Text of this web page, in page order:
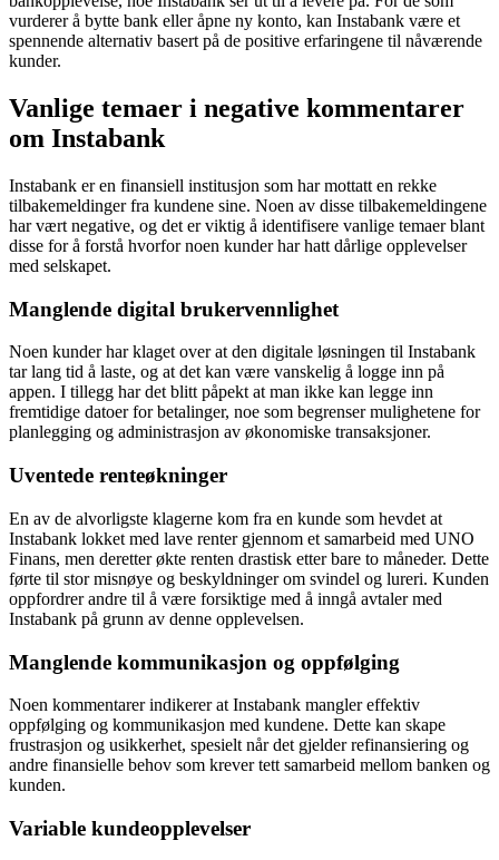
vurderer å bytte bank eller åpne ny konto, kan Instabank være et
spennende alternativ basert på de positive erfaringene til nåværende
kunder.
Vanlige temaer i negative kommentarer
om Instabank
Instabank er en finansiell institusjon som har mottatt en rekke
tilbakemeldinger fra kundene sine. Noen av disse tilbakemeldingene
har vært negative, og det er viktig å identifisere vanlige temaer blant
disse for å forstå hvorfor noen kunder har hatt dårlige opplevelser
med selskapet.
Manglende digital brukervennlighet
Noen kunder har klaget over at den digitale løsningen til Instabank
tar lang tid å laste, og at det kan være vanskelig å logge inn på
appen. I tillegg har det blitt påpekt at man ikke kan legge inn
fremtidige datoer for betalinger, noe som begrenser mulighetene for
planlegging og administrasjon av økonomiske transaksjoner.
Uventede renteøkninger
En av de alvorligste klagerne kom fra en kunde som hevdet at
Instabank lokket med lave renter gjennom et samarbeid med UNO
Finans, men deretter økte renten drastisk etter bare to måneder. Dette
førte til stor misnøye og beskyldninger om svindel og lureri. Kunden
oppfordrer andre til å være forsiktige med å inngå avtaler med
Instabank på grunn av denne opplevelsen.
Manglende kommunikasjon og oppfølging
Noen kommentarer indikerer at Instabank mangler effektiv
oppfølging og kommunikasjon med kundene. Dette kan skape
frustrasjon og usikkerhet, spesielt når det gjelder refinansiering og
andre finansielle behov som krever tett samarbeid mellom banken og
kunden.
Variable kundeopplevelser